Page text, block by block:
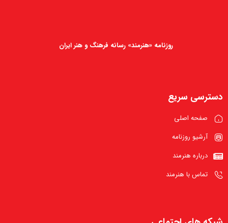
روزنامه «هنرمند» رسانه فرهنگ و هنر ایران
دسترسی سریع
صفحه اصلی
آرشیو روزنامه
درباره هنرمند
تماس با هنرمند